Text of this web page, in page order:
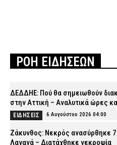
ΡΟΗ ΕΙΔΗΣΕΩΝ
ΔΕΔΔΗΕ: Πού θα σημειωθούν
στην Αττική – Αναλυτικά ώρες
ΕΙΔΗΣΕΙΣ 6 Αυγούστου 2026 04:00
Ζάκυνθος: Νεκρός ανασύρθηκε
Λαγανά – Διατάχθηκε νεκροψία